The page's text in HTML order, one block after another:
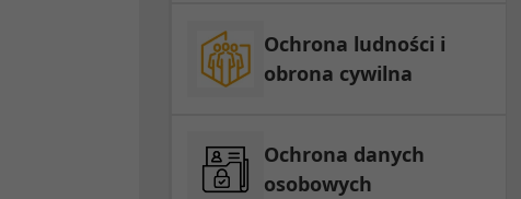
Ochrona ludności i
obrona cywilna
Ochrona danych
osobowych